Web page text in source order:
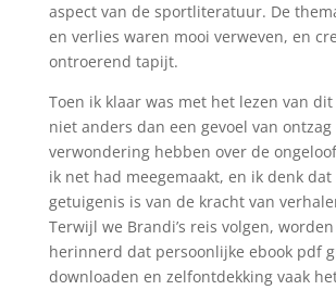
aspect van de sportliteratuur. De
en verlies waren mooi verweven, en
ontroerend tapijt.
Toen ik klaar was met het lezen van
niet anders dan een gevoel van ontzag
verwondering hebben over de
ik net had meegemaakt, en ik denk dat
getuigenis is van de kracht van
Terwijl we Brandi’s reis volgen,
herinnerd dat persoonlijke ebook pdf
downloaden en zelfontdekking vaak